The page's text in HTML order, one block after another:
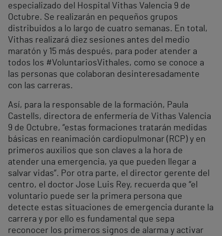
especializado del Hospital Vithas Valencia 9 de
Octubre. Se realizarán en pequeños grupos
distribuidos a lo largo de cuatro semanas. En total,
Vithas realizará diez sesiones antes del medio
maratón y 15 más después, para poder atender a
todos los #VoluntariosVithales, como se conoce a
las personas que colaboran desinteresadamente
con las carreras.
Así, para la responsable de la formación, Paula
Castells, directora de enfermería de Vithas Valencia
9 de Octubre, “estas formaciones tratarán medidas
básicas en reanimación cardiopulmonar (RCP) y en
primeros auxilios que son claves a la hora de
atender una emergencia, ya que pueden llegar a
salvar vidas”. Por otra parte, el director gerente del
centro, el doctor Jose Luis Rey, recuerda que “el
voluntario puede ser la primera persona que
detecte estas situaciones de emergencia durante la
carrera y por ello es fundamental que sepa
reconocer los primeros signos de alarma y activar